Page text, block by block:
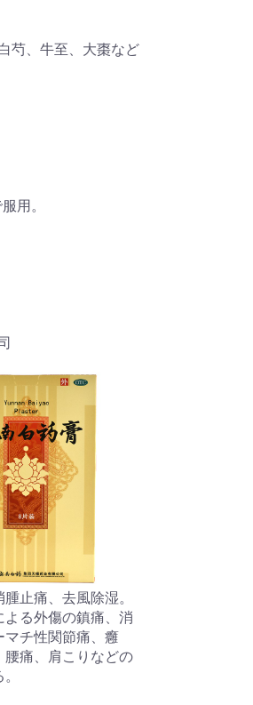
芍、牛至、大棗など
用。
止痛、去風除湿。
よる外傷の鎮痛、消
マチ性関節痛、癰
腰痛、肩こりなどの